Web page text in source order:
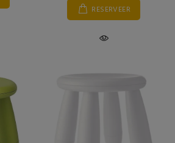
RESERVEER